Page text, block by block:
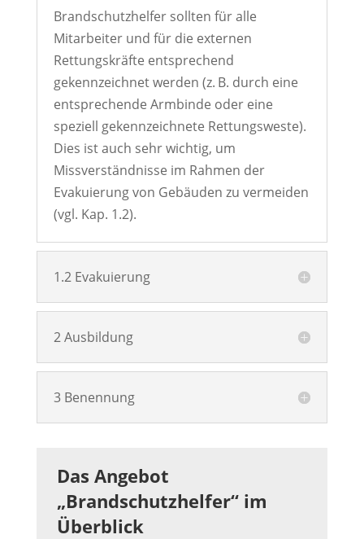
Brandschutzhelfer sollten für alle
Mitarbeiter und für die externen
Rettungskräfte entsprechend
gekennzeichnet werden (z. B. durch eine
entsprechende Armbinde oder eine
speziell gekennzeichnete Rettungsweste).
Dies ist auch sehr wichtig, um
Missverständnisse im Rahmen der
Evakuierung von Gebäuden zu vermeiden
(vgl. Kap. 1.2).
1.2 Evakuierung
2 Ausbildung
3 Benennung
Das Angebot
„Brandschutzhelfer“ im
Überblick